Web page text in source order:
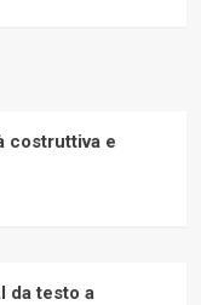
costruttiva e
da testo a